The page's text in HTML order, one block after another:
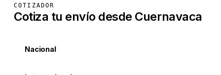
COTIZADOR
Cotiza tu envío desde Cuernavaca
Nacional